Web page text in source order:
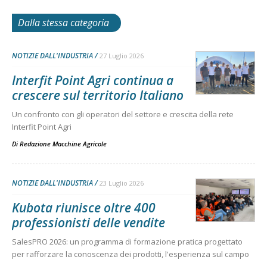
Dalla stessa categoria
NOTIZIE DALL'INDUSTRIA 27 Luglio 2026
Interfit Point Agri continua a
crescere sul territorio Italiano
Un confronto con gli operatori del settore e crescita della rete
Interfit Point Agri
Di Redazione Macchine Agricole
NOTIZIE DALL'INDUSTRIA 23 Luglio 2026
Kubota riunisce oltre 400
professionisti delle vendite
SalesPRO 2026: un programma di formazione pratica progettato
per rafforzare la conoscenza dei prodotti, l'esperienza sul campo